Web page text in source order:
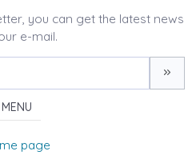
you can get the latest news
e-mail.
MENU
page